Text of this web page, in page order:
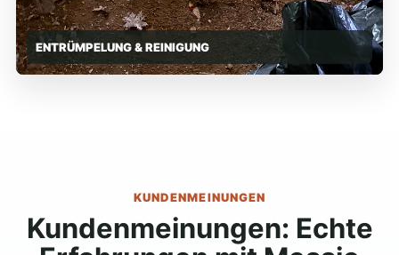
ENTRÜMPELUNG & REINIGUNG
KUNDENMEINUNGEN
Kundenmeinungen: Echte